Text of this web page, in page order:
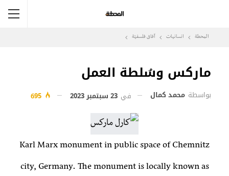
المحطة انسانيات آفاق فلسفيّة‎
ماركس وسُلطة العمل
بواسطة محمد كمال في 23 سبتمبر 2023
Karl Marx monument in public space of Chemnitz
city, Germany. The monument is locally known as